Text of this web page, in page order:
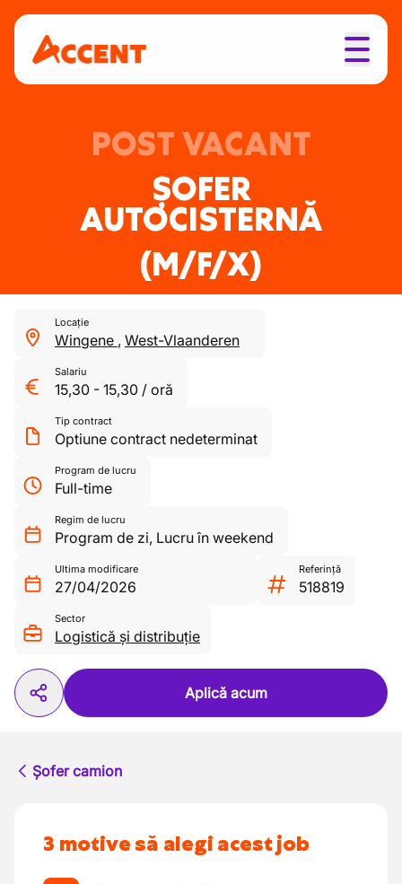
POST VACANT
ȘOFER
AUTOCISTERNĂ
(M/F/X)
Locație
Wingene , West-Vlaanderen
Salariu
15,30 - 15,30 / oră
Tip contract
Optiune contract nedeterminat
Program de lucru
Full-time
Regim de lucru
Program de zi, Lucru în weekend
Ultima modificare
27/04/2026
Referință
518819
Sector
Logistică și distribuție
Aplică acum
Șofer camion
3 motive să alegi acest job